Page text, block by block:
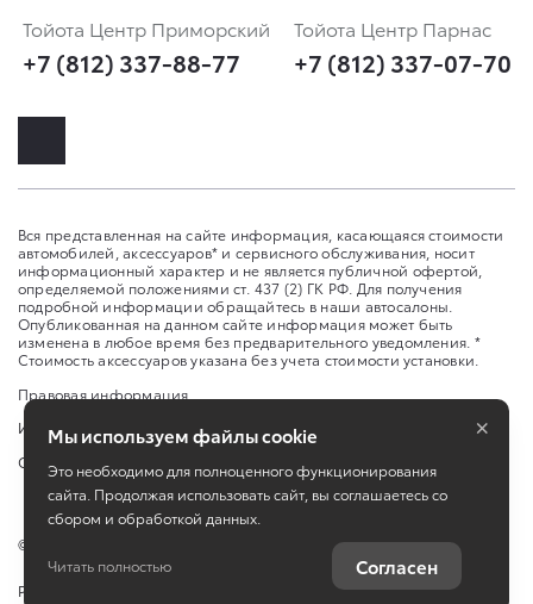
Тойота Центр Приморский
+7 (812) 337-88-77
Тойота Центр Парнас
+7 (812) 337-07-70
Вся представленная на сайте информация, касающаяся стоимости
автомобилей, аксессуаров* и сервисного обслуживания, носит
информационный характер и не является публичной офертой,
определяемой положениями ст. 437 (2) ГК РФ. Для получения
подробной информации обращайтесь в наши автосалоны.
Опубликованная на данном сайте информация может быть
изменена в любое время без предварительного уведомления. *
Стоимость аксессуаров указана без учета стоимости установки.
Правовая информация
Изменить настройку cookies
Сбросить cookie
© ООО «ИАТ Парнас», АО «ИАТ» ул. Школьная, д. 96 А
Работает на технологиях
Мы используем файлы cookie
Это необходимо для полноценного функционирования
сайта. Продолжая использовать сайт, вы соглашаетесь со
сбором и обработкой данных.
Читать полностью Согласен
×